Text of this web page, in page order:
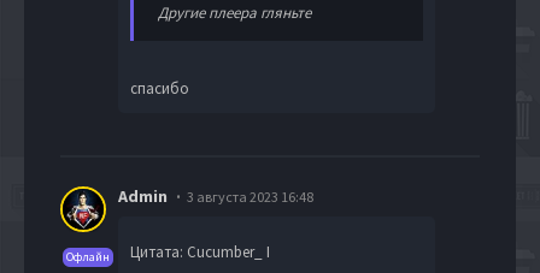
Другие плеера гляньте
спасибо
Офлайн
Admin 3 августа 2023 16:48
Цитата: Cucumber_ I